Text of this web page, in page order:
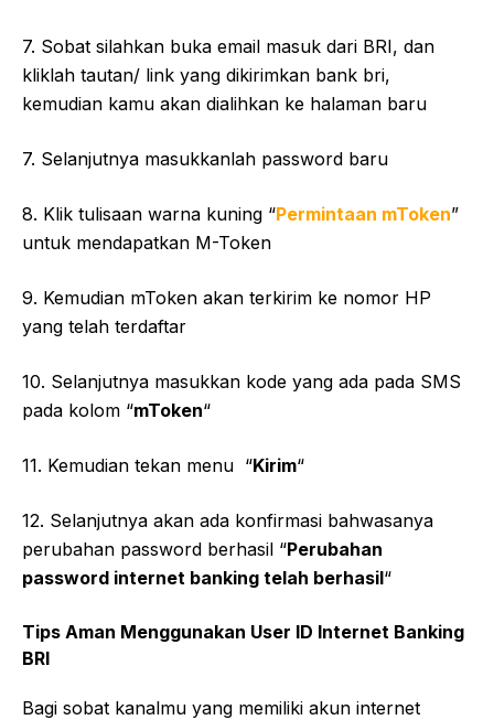
7. Sobat silahkan buka email masuk dari BRI, dan
kliklah tautan/ link yang dikirimkan bank bri,
kemudian kamu akan dialihkan ke halaman baru
7. Selanjutnya masukkanlah password baru
8. Klik tulisaan warna kuning “Permintaan mToken”
untuk mendapatkan M-Token
9. Kemudian mToken akan terkirim ke nomor HP
yang telah terdaftar
10. Selanjutnya masukkan kode yang ada pada SMS
pada kolom “mToken“
11. Kemudian tekan menu “Kirim“
12. Selanjutnya akan ada konfirmasi bahwasanya
perubahan password berhasil “Perubahan
password internet banking telah berhasil“
Tips Aman Menggunakan User ID Internet Banking
BRI
Bagi sobat kanalmu yang memiliki akun internet